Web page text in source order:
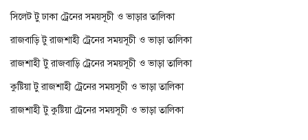
সিলেট টু ঢাকা ট্রেনের সময়সূচী ও ভাড়ার তালিকা
রাজবাড়ি টু রাজশাহী ট্রেনের সময়সূচী ও ভাড়া তালিকা
রাজশাহী টু রাজবাড়ি ট্রেনের সময়সূচী ও ভাড়া তালিকা
কুষ্টিয়া টু রাজশাহী ট্রেনের সময়সূচী ও ভাড়া তালিকা
রাজশাহী টু কুষ্টিয়া ট্রেনের সময়সূচী ও ভাড়া তালিকা